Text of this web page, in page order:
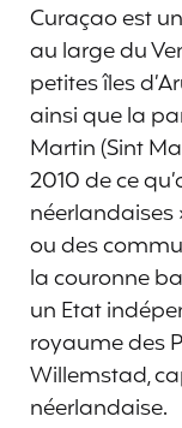
Curaçao est
au large du
petites îles
ainsi que la
Martin (Sint
2010 de ce
néerlandaises
ou des
la couronne
un Etat
royaume des
Willemstad,
néerlandaise.